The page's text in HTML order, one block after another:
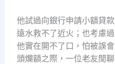
他試過向銀行申請小額貸
遠水救不了近火；也考慮
他實在開不了口，怕被誤
頭爛額之際，一位老友閒